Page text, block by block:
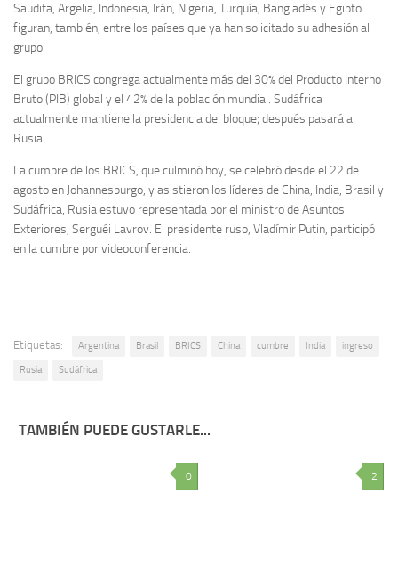
Saudita, Argelia, Indonesia, Irán, Nigeria, Turquía, Bangladés y Egipto
figuran, también, entre los países que ya han solicitado su adhesión al
grupo.
El grupo BRICS congrega actualmente más del 30% del Producto Interno
Bruto (PIB) global y el 42% de la población mundial. Sudáfrica
actualmente mantiene la presidencia del bloque; después pasará a
Rusia.
La cumbre de los BRICS, que culminó hoy, se celebró desde el 22 de
agosto en Johannesburgo, y asistieron los líderes de China, India, Brasil y
Sudáfrica, Rusia estuvo representada por el ministro de Asuntos
Exteriores, Serguéi Lavrov. El presidente ruso, Vladímir Putin, participó
en la cumbre por videoconferencia.
Etiquetas: Argentina Brasil BRICS China cumbre India ingreso
Rusia Sudáfrica
TAMBIÉN PUEDE GUSTARLE...
0 2